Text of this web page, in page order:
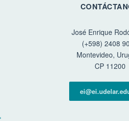
José Enrique
(+598) 2408
Montevideo,
CP 11200